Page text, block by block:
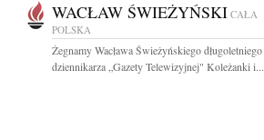
WACŁAW ŚWIEŻYŃSKI CAŁA
POLSKA
Żegnamy Wacława Świeżyńskiego długoletniego
dziennikarza „Gazety Telewizyjnej" Koleżanki i...